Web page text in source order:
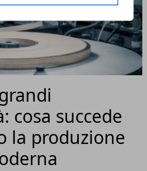
cosa succede
la produzione